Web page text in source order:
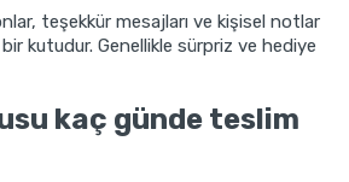
teşekkür mesajları ve kişisel notlar
kutudur. Genellikle sürpriz ve hediye
kaç günde teslim